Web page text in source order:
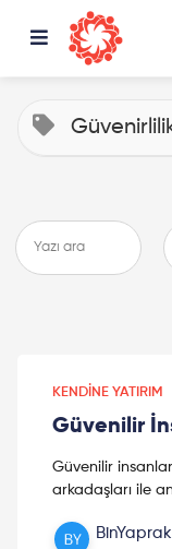
KENDINE YATIRIM
Güvenilir
Güvenilir
arkadaşları ile
önemsesin?